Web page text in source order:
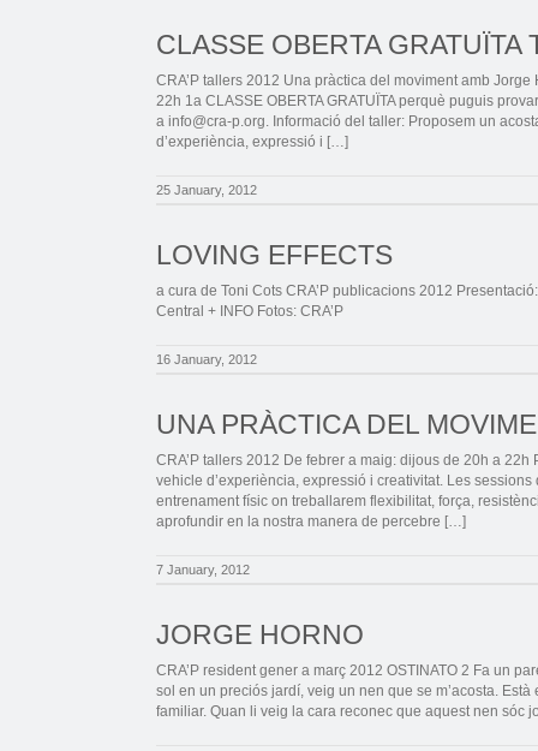
CLASSE OBERTA GRATUÏTA
CRA’P tallers 2012 Una pràctica del moviment amb
22h 1a CLASSE OBERTA GRATUÏTA perquè puguis
a info@cra-p.org. Informació del taller: Proposem un
d’experiència, expressió i […]
25 January, 2012
LOVING EFFECTS
a cura de Toni Cots CRA’P publicacions 2012
Central + INFO Fotos: CRA’P
16 January, 2012
UNA PRÀCTICA DEL
CRA’P tallers 2012 De febrer a maig: dijous de 20h a
vehicle d’experiència, expressió i creativitat. Les
entrenament físic on treballarem flexibilitat, força,
aprofundir en la nostra manera de percebre […]
7 January, 2012
JORGE HORNO
CRA’P resident gener a març 2012 OSTINATO 2 Fa un
sol en un preciós jardí, veig un nen que se m’acosta.
familiar. Quan li veig la cara reconec que aquest nen sóc